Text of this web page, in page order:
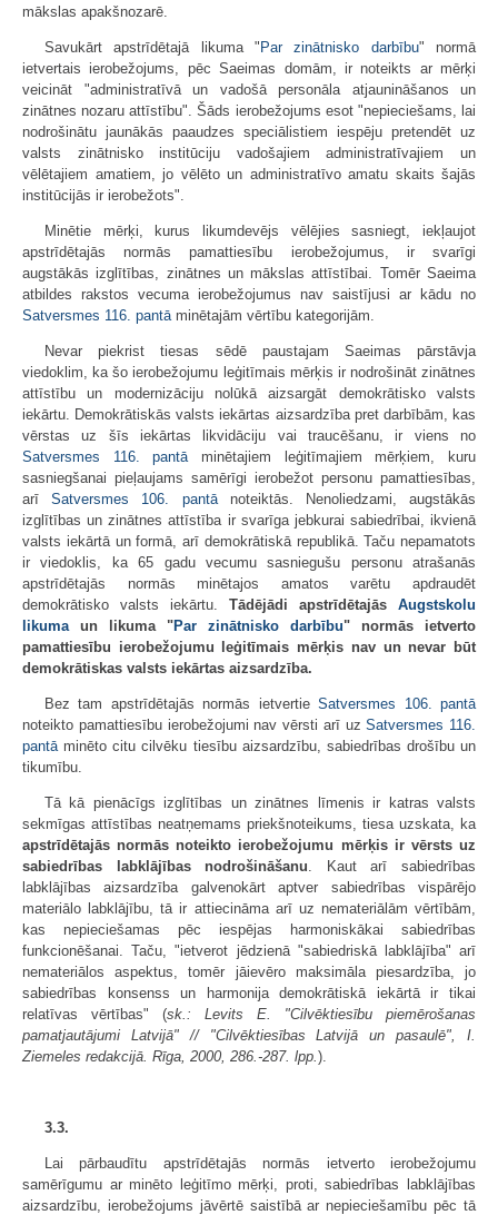
mākslas apakšnozarē.
Savukārt apstrīdētajā likuma " Par zinātnisko darbību" normā
ietvertais ierobežojums, pēc Saeimas domām, ir noteikts ar mērķi
veicināt "administratīvā un vadošā personāla atjaunināšanos un
zinātnes nozaru attīstību". Šāds ierobežojums esot "nepieciešams, lai
nodrošinātu jaunākās paaudzes speciālistiem iespēju pretendēt uz
valsts zinātnisko institūciju vadošajiem administratīvajiem un
vēlētajiem amatiem, jo vēlēto un administratīvo amatu skaits šajās
institūcijās ir ierobežots".
Minētie mērķi, kurus likumdevējs vēlējies sasniegt, iekļaujot
apstrīdētajās normās pamattiesību ierobežojumus, ir svarīgi
augstākās izglītības, zinātnes un mākslas attīstībai. Tomēr Saeima
atbildes rakstos vecuma ierobežojumus nav saistījusi ar kādu no
Satversmes 116. pantāminētajām vērtību kategorijām.
Nevar piekrist tiesas sēdē paustajam Saeimas pārstāvja
viedoklim, ka šo ierobežojumu leģitīmais mērķis ir nodrošināt zinātnes
attīstību un modernizāciju nolūkā aizsargāt demokrātisko valsts
iekārtu. Demokrātiskās valsts iekārtas aizsardzība pret darbībām, kas
vērstas uz šīs iekārtas likvidāciju vai traucēšanu, ir viens no
Satversmes
116. pantāminētajiem leģitīmajiem mērķiem, kuru
sasniegšanai pieļaujams samērīgi ierobežot personu pamattiesības,
arīSatversmes 106. pantānoteiktās. Nenoliedzami, augstākās
izglītības un zinātnes attīstība ir svarīga jebkurai sabiedrībai, ikvienā
valsts iekārtā un formā, arī demokrātiskā republikā. Taču nepamatots
ir viedoklis, ka 65 gadu vecumu sasniegušu personu atrašanās
apstrīdētajās normās minētajos amatos varētu apdraudēt
demokrātisko valsts iekārtu. Tādējādi apstrīdētajās Augstskolu
likumaun likuma "Par zinātnisko darbību" normās ietverto
pamattiesību ierobežojumu leģitīmais mērķis nav un nevar būt
demokrātiskas valsts iekārtas aizsardzība.
Bez tam apstrīdētajās normās ietvertieSatversmes
106. pantā
noteikto pamattiesību ierobežojumi nav vērsti arī uzSatversmes 116.
pantāminēto citu cilvēku tiesību aizsardzību, sabiedrības drošību un
tikumību.
Tā kā pienācīgs izglītības un zinātnes līmenis ir katras valsts
sekmīgas attīstības neatņemams priekšnoteikums, tiesa uzskata, ka
apstrīdētajās normās noteikto ierobežojumu mērķis ir vērsts uz
sabiedrības labklājības nodrošināšanu. Kaut arī sabiedrības
labklājības aizsardzība galvenokārt aptver sabiedrības vispārējo
materiālo labklājību, tā ir attiecināma arī uz nemateriālām vērtībām,
kas nepieciešamas pēc iespējas harmoniskākai sabiedrības
funkcionēšanai. Taču, "ietverot jēdzienā "sabiedriskā labklājība" arī
nemateriālos aspektus, tomēr jāievēro maksimāla piesardzība, jo
sabiedrības konsenss un harmonija demokrātiskā iekārtā ir tikai
relatīvas vērtības" (sk.: Levits E. "Cilvēktiesību piemērošanas
pamatjautājumi Latvijā" // "Cilvēktiesības Latvijā un pasaulē", I.
Ziemeles redakcijā. Rīga, 2000, 286.-287. lpp.).
3.3.
Lai pārbaudītu apstrīdētajās normās ietverto ierobežojumu
samērīgumu ar minēto leģitīmo mērķi, proti, sabiedrības labklājības
aizsardzību, ierobežojums jāvērtē saistībā ar nepieciešamību pēc tā